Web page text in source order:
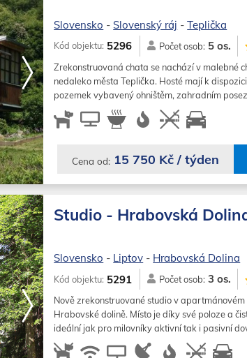
Slovensko -Slovenský ráj -Teplička
Kód objektu: 5296 Počet osob: 5 os.
Zrekonstruovaná chata se nachází v malebné
nedaleko města Teplička. Hosté mají k
pozemek vybavený ohništěm, zahradním
pro relaxaci a…
Cena od: 15 750 Kč / týden
Studio - Hrabovská
Slovensko - Liptov - Hrabovská Dolina
Kód objektu: 5291 Počet osob: 3 os.
Nově zrekonstruované studio v
Hrabovské dolině. Místo je díky své poloze a
ideální jak pro milovníky aktivní tak i pasivní